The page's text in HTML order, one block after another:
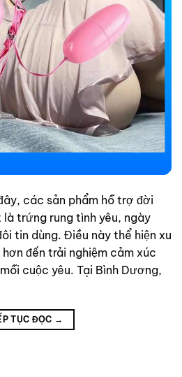
các sản phẩm hỗ trợ đời
trứng rung tình yêu, ngày
tin dùng. Điều này thể hiện xu
đến trải nghiệm cảm xúc
cuộc yêu. Tại Bình Dương,
TỤC ĐỌC →